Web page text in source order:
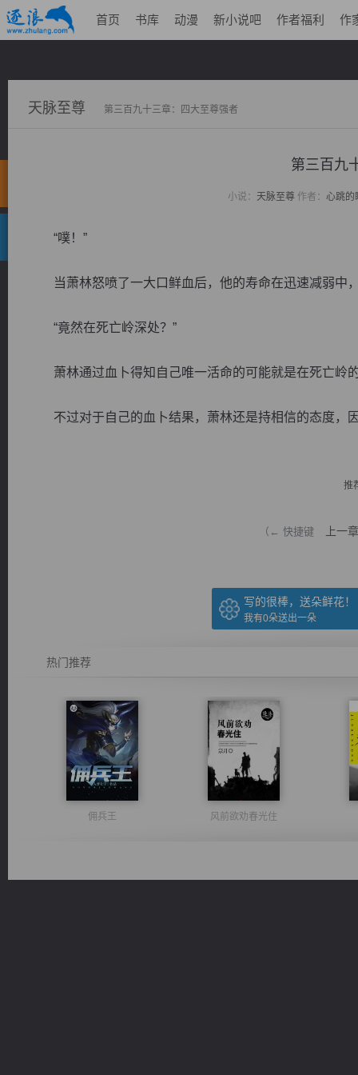
首页 书库 动漫 新小说吧 作者福利 作
天脉至尊 第三百九十三章：四大至尊强者
第三百九
小说： 天脉至尊作者： 心跳的
“噗！”
当萧林怒喷了一大口鲜血后，他的寿命在迅速减弱中
“竟然在死亡岭深处？”
萧林通过血卜得知自己唯一活命的可能就是在死亡岭
不过对于自己的血卜结果，萧林还是持相信的态度，
推
（← 快捷键 上一章
写的很棒，送朵鲜花！
我有0朵送出一朵
热门推荐
佣兵王 风前欲劝春光住